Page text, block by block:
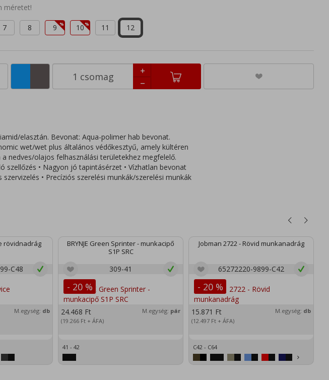
méretet!
7 8 9 10 11 12
elasztán. Bevonat: Aqua-polimer hab bevonat.
wet/wet plus általános védőkesztyű, amely kültéren
nedves/olajos felhasználási területekhez megfelelő.
szellőzés • Nagyon jó tapintásérzet • Vízhatlan bevonat
• Precíziós szerelési munkák/szerelési munkák
rövidnadrág
C48
M.egység: db
BRYNJE Green Sprinter - munkacipő
S1P SRC
309-41
- 20 %
24.468 Ft
(19.266 Ft + ÁFA)
M.egység: pár
41 - 42
Jobman 2722 - Rövid munkanadrág
65272220-9899-C42
- 20 %
15.871 Ft
(12.497 Ft + ÁFA)
M.egység: db
C42 - C64